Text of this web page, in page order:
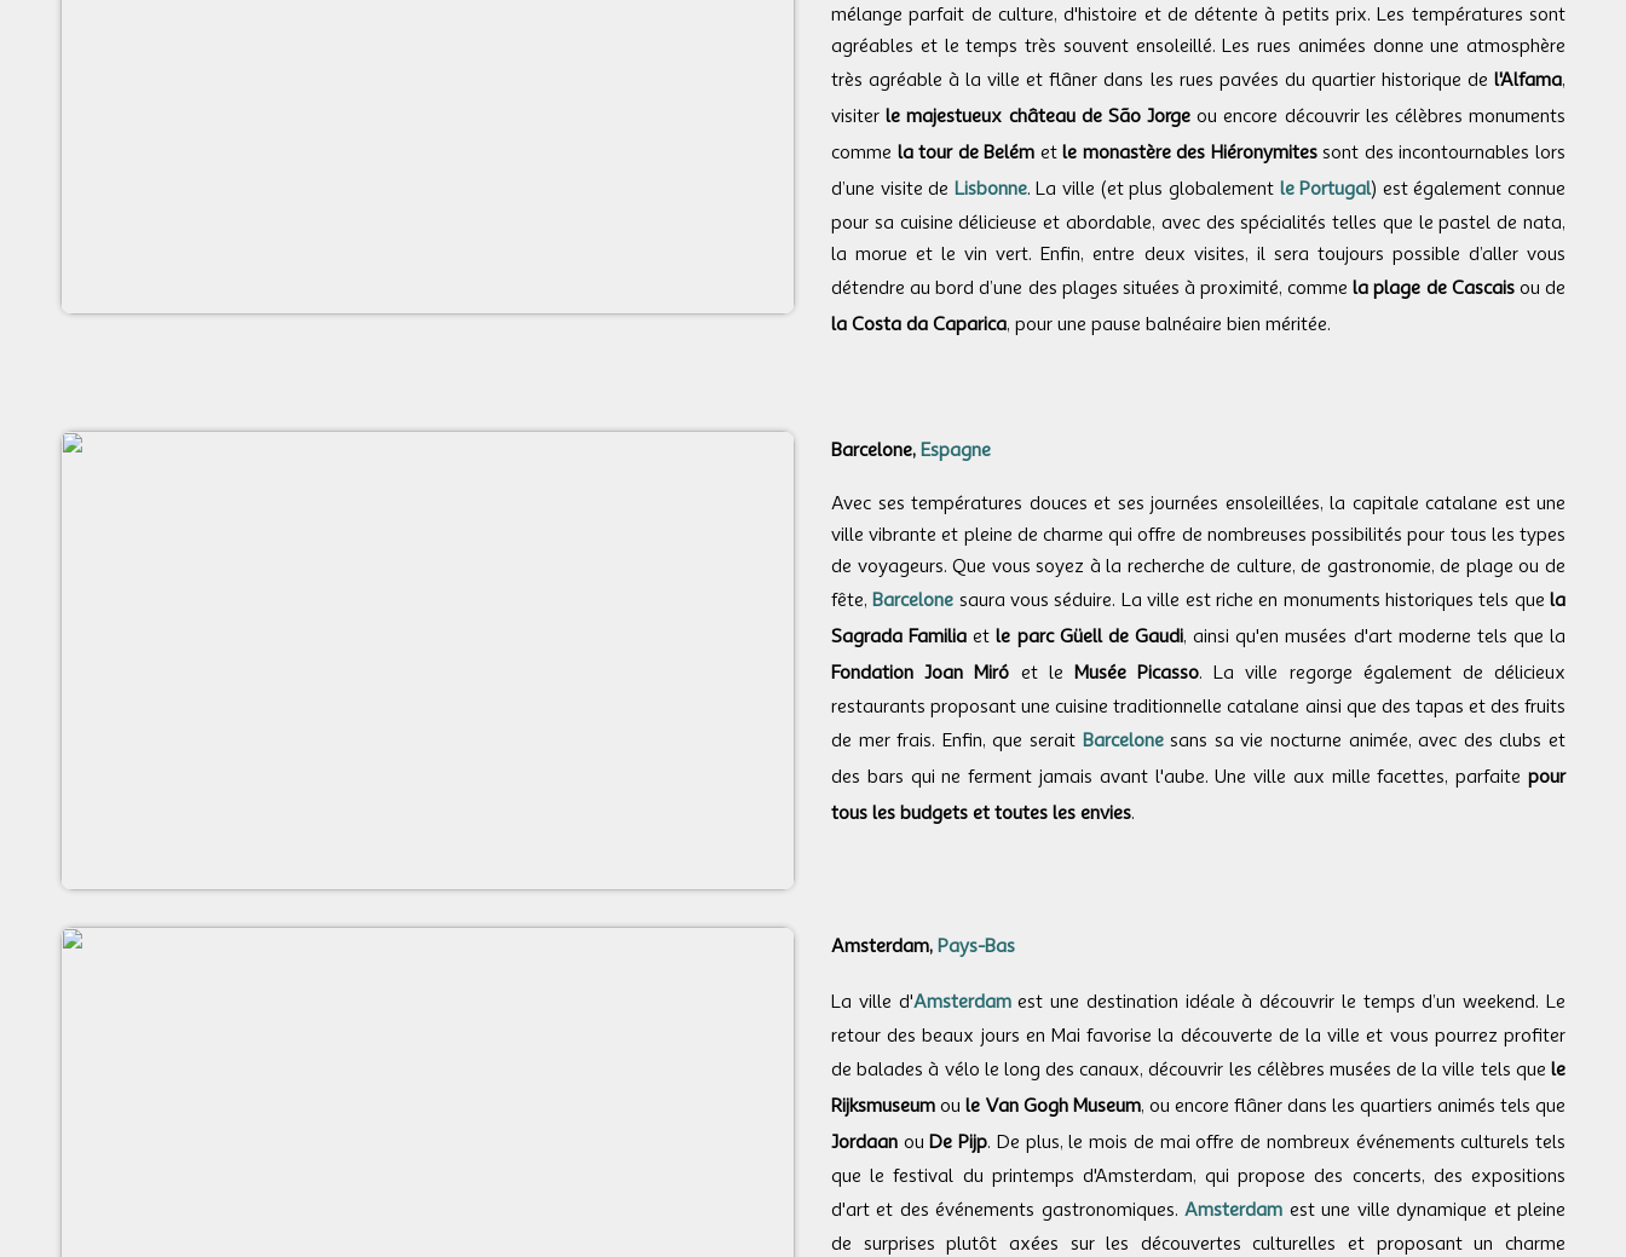
mélange parfait de culture, d'histoire et de détente à petits prix. Les températures sont
agréables et le temps très souvent ensoleillé. Les rues animées donne une atmosphère
très agréable à la ville et flâner dans les rues pavées du quartier historique de l'Alfama,
visiterle majestueux château de São Jorge ou encore découvrir les célèbres monuments
comme la tour de Belém etle monastère des Hiéronymitessont des incontournables lors
d’une visite de Lisbonne. La ville (et plus globalement le Portugal) est également connue
pour sa cuisine délicieuse et abordable, avec des spécialités telles que le pastel de nata,
la morue et le vin vert. Enfin, entre deux visites, il sera toujours possible d’aller vous
détendre au bord d’une des plages situées à proximité, commela plage de Cascaisou de
la Costa da Caparica, pour une pause balnéaire bien méritée.
Barcelone, Espagne
Avec ses températures douces et ses journées ensoleillées, la capitale catalane est une
ville vibrante et pleine de charme qui offre de nombreuses possibilités pour tous les types
de voyageurs. Que vous soyez à la recherche de culture, de gastronomie, de plage ou de
fête,Barcelone saura vous séduire. La ville est riche en monuments historiques tels quela
Sagrada Familiaetle parc Güell de Gaudi, ainsi qu'en musées d'art moderne tels que la
Fondation Joan Miró et le Musée Picasso. La ville regorge également de délicieux
restaurants proposant une cuisine traditionnelle catalane ainsi que des tapas et des fruits
de mer frais. Enfin, que serait Barcelonesans sa vie nocturne animée, avec des clubs et
des bars qui ne ferment jamais avant l'aube. Une ville aux mille facettes, parfaite pour
tous les budgets et toutes les envies.
Amsterdam, Pays-Bas
La ville d'Amsterdamest une destination idéale à découvrir le temps d’un weekend. Le
retour des beaux jours en Mai favorise la découverte de la ville et vous pourrez profiter
de balades à vélo le long des canaux, découvrir les célèbres musées de la ville tels que le
Rijksmuseum ou le Van Gogh Museum, ou encore flâner dans les quartiers animés tels que
Jordaan ouDe Pijp. De plus, le mois de mai offre de nombreux événements culturels tels
que le festival du printemps d'Amsterdam, qui propose des concerts, des expositions
d'art et des événements gastronomiques.Amsterdam est une ville dynamique et pleine
de surprises plutôt axées sur les découvertes culturelles et proposant un charme